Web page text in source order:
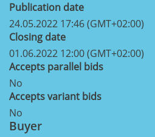
Publication date
24.05.2022 17:46 (GMT+02:00)
Closing date
01.06.2022 12:00 (GMT+02:00)
Accepts parallel bids
No
Accepts variant bids
No
Buyer